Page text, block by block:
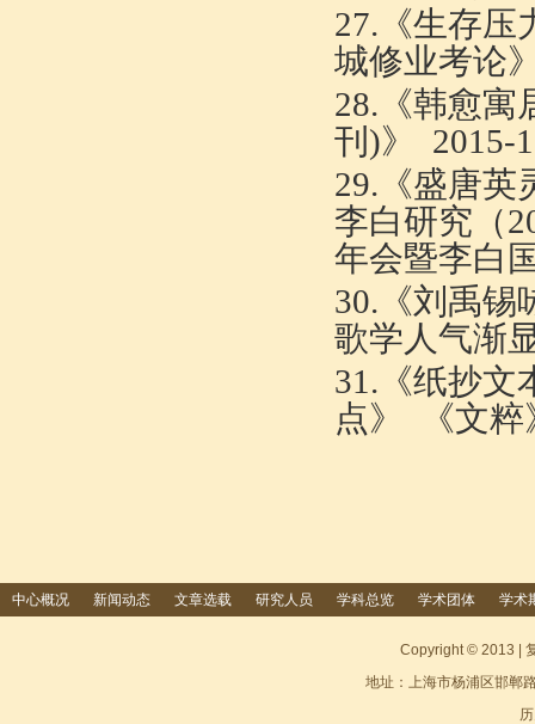
27.《生存压
城修业考论
28.《韩愈寓
刊 )》
2015-
29.《盛唐英
李白研究（
年会暨李白
30.《刘禹锡
歌学人气渐
31.《纸抄文
点》 《文
中心概况 新闻动态 文章选载 研究人员 学科总览 学术团体 学术
Copyright © 2013 |
地址：上海市杨浦区邯郸